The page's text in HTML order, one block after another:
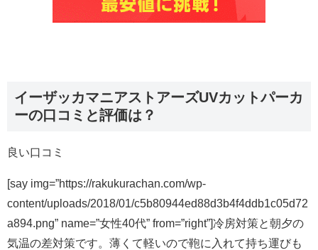
イーザッカマニアストアーズUVカットパーカ
ーの口コミと評価は？
良い口コミ
[say img=”https://rakukurachan.com/wp-
content/uploads/2018/01/c5b80944ed88d3b4f4ddb1c05d72
a894.png” name=”女性40代” from=”right”]冷房対策と朝夕の
気温の差対策です。薄くて軽いので鞄に入れて持ち運びも